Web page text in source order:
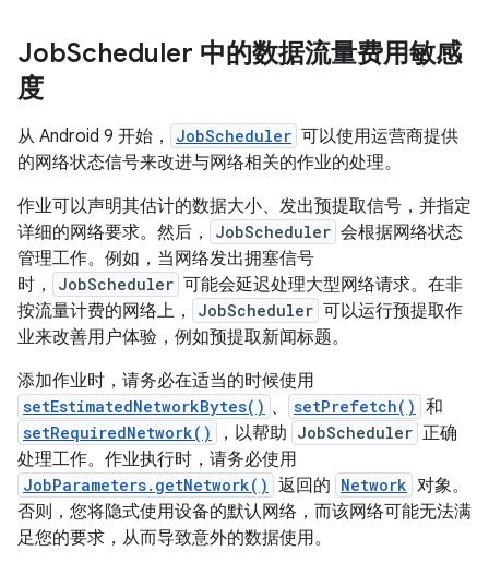
JobScheduler 中的数据流量费用敏感
度
从 Android 9 开始， JobScheduler 可以使用运营商提供
的网络状态信号来改进与网络相关的作业的处理。
作业可以声明其估计的数据大小、发出预提取信号，并指定
详细的网络要求。然后，
JobScheduler 会根据网络状态
管理工作。例如，当网络发出拥塞信号
时，
JobScheduler 可能会延迟处理大型网络请求。在非
按流量计费的网络上，
JobScheduler 可以运行预提取作
业来改善用户体验，例如预提取新闻标题。
添加作业时，请务必在适当的时候使用
setEstimatedNetworkBytes() 、 setPrefetch() 和
setRequiredNetwork() ，以帮助 JobScheduler 正确
处理工作。作业执行时，请务必使用
JobParameters.getNetwork() 返回的 Network 对象。
否则，您将隐式使用设备的默认网络，而该网络可能无法满
足您的要求，从而导致意外的数据使用。